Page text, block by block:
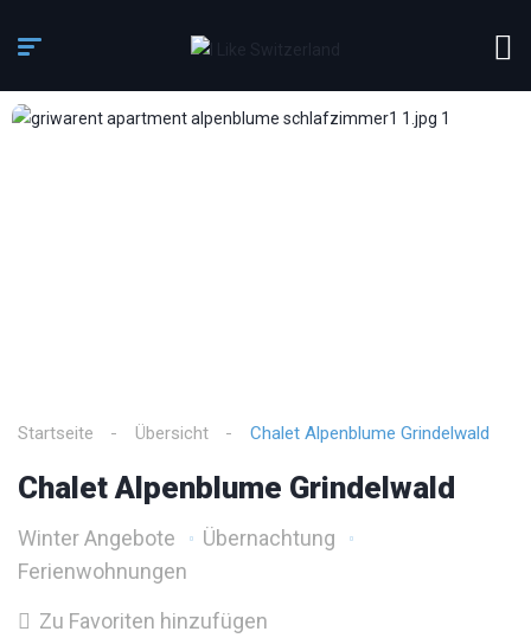
Startseite Übersicht Chalet Alpenblume Grindelwald
Chalet Alpenblume Grindelwald
Winter Angebote
Übernachtung
Ferienwohnungen
Zu Favoriten hinzufügen